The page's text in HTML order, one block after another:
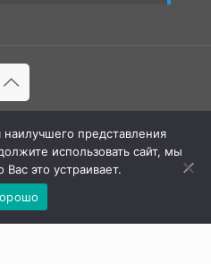
Rights Reserved |представления
использовать сайт, мы
Вас это устраивает.